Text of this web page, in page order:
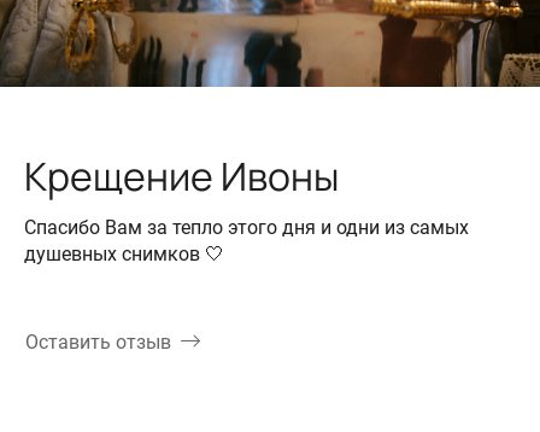
Крещение Ивоны
Спасибо Вам за тепло этого дня и одни из самых
душевных снимков 🤍
Оставить отзыв